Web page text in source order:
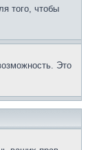
того, чтобы
Это